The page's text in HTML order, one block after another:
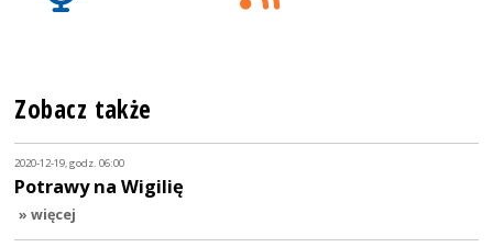
Zobacz także
2020-12-19, godz. 06:00
Potrawy na Wigilię
» więcej